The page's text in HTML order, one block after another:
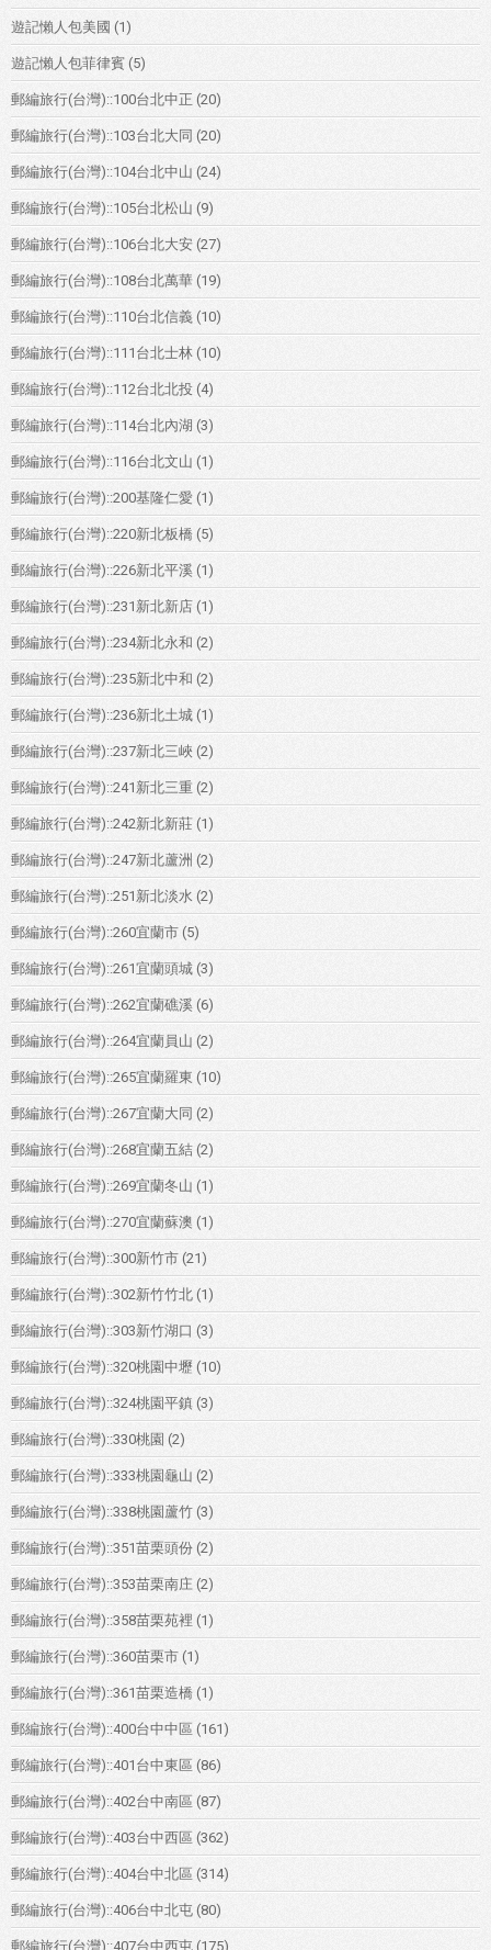
遊記懶人包美國 (1)
遊記懶人包菲律賓 (5)
郵編旅行(台灣)::100台北中正 (20)
郵編旅行(台灣)::103台北大同 (20)
郵編旅行(台灣)::104台北中山 (24)
郵編旅行(台灣)::105台北松山 (9)
郵編旅行(台灣)::106台北大安 (27)
郵編旅行(台灣)::108台北萬華 (19)
郵編旅行(台灣)::110台北信義 (10)
郵編旅行(台灣)::111台北士林 (10)
郵編旅行(台灣)::112台北北投 (4)
郵編旅行(台灣)::114台北內湖 (3)
郵編旅行(台灣)::116台北文山 (1)
郵編旅行(台灣)::200基隆仁愛 (1)
郵編旅行(台灣)::220新北板橋 (5)
郵編旅行(台灣)::226新北平溪 (1)
郵編旅行(台灣)::231新北新店 (1)
郵編旅行(台灣)::234新北永和 (2)
郵編旅行(台灣)::235新北中和 (2)
郵編旅行(台灣)::236新北土城 (1)
郵編旅行(台灣)::237新北三峽 (2)
郵編旅行(台灣)::241新北三重 (2)
郵編旅行(台灣)::242新北新莊 (1)
郵編旅行(台灣)::247新北蘆洲 (2)
郵編旅行(台灣)::251新北淡水 (2)
郵編旅行(台灣)::260宜蘭市 (5)
郵編旅行(台灣)::261宜蘭頭城 (3)
郵編旅行(台灣)::262宜蘭礁溪 (6)
郵編旅行(台灣)::264宜蘭員山 (2)
郵編旅行(台灣)::265宜蘭羅東 (10)
郵編旅行(台灣)::267宜蘭大同 (2)
郵編旅行(台灣)::268宜蘭五結 (2)
郵編旅行(台灣)::269宜蘭冬山 (1)
郵編旅行(台灣)::270宜蘭蘇澳 (1)
郵編旅行(台灣)::300新竹市 (21)
郵編旅行(台灣)::302新竹竹北 (1)
郵編旅行(台灣)::303新竹湖口 (3)
郵編旅行(台灣)::320桃園中壢 (10)
郵編旅行(台灣)::324桃園平鎮 (3)
郵編旅行(台灣)::330桃園 (2)
郵編旅行(台灣)::333桃園龜山 (2)
郵編旅行(台灣)::338桃園蘆竹 (3)
郵編旅行(台灣)::351苗栗頭份 (2)
郵編旅行(台灣)::353苗栗南庄 (2)
郵編旅行(台灣)::358苗栗苑裡 (1)
郵編旅行(台灣)::360苗栗市 (1)
郵編旅行(台灣)::361苗栗造橋 (1)
郵編旅行(台灣)::400台中中區 (161)
郵編旅行(台灣)::401台中東區 (86)
郵編旅行(台灣)::402台中南區 (87)
郵編旅行(台灣)::403台中西區 (362)
郵編旅行(台灣)::404台中北區 (314)
郵編旅行(台灣)::406台中北屯 (80)
郵編旅行(台灣)::407台中西屯 (175)